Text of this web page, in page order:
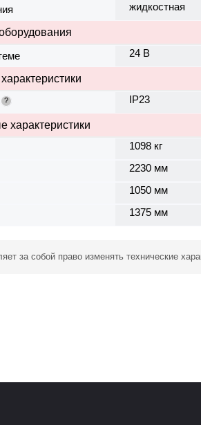
жидкостная
24 В
? IP23
характеристики
1098 кг
2230 мм
1050 мм
1375 мм
за собой право изменять технические